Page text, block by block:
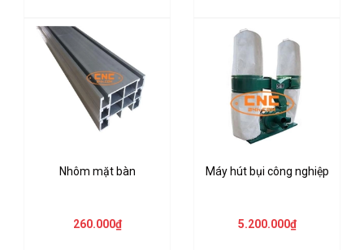
Nhôm mặt bàn
260.000₫
Máy hút bụi công nghiệp
5.200.000₫